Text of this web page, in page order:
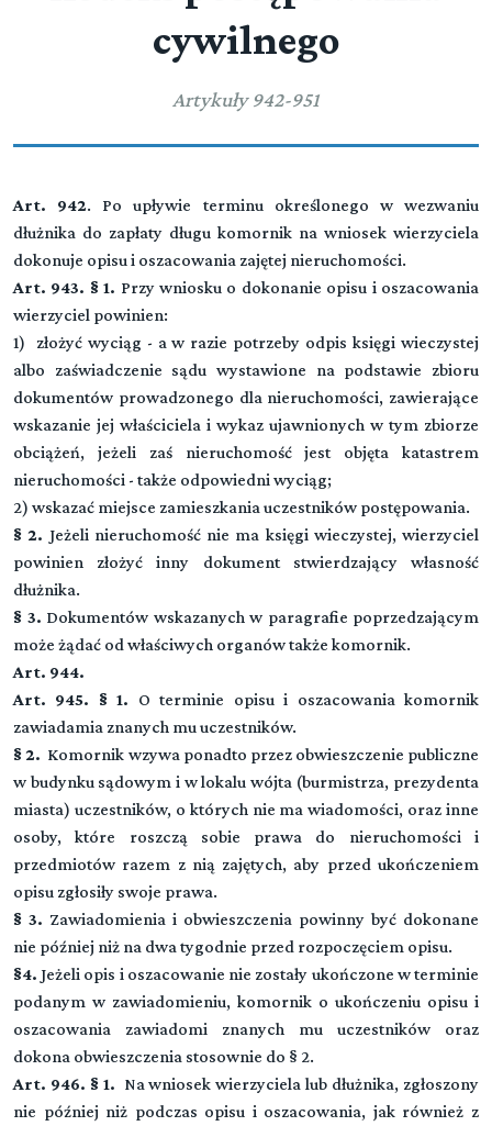
cywilnego
Artykuły 942-951
Art. 942. Po upływie terminu określonego w wezwaniu
dłużnika do zapłaty długu komornik na wniosek wierzyciela
dokonuje opisu i oszacowania zajętej nieruchomości.
Art. 943. § 1. Przy wniosku o dokonanie opisu i oszacowania
wierzyciel powinien:
1) złożyć wyciąg - a w razie potrzeby odpis księgi wieczystej
albo zaświadczenie sądu wystawione na podstawie zbioru
dokumentów prowadzonego dla nieruchomości, zawierające
wskazanie jej właściciela i wykaz ujawnionych w tym zbiorze
obciążeń, jeżeli zaś nieruchomość jest objęta katastrem
nieruchomości - także odpowiedni wyciąg;
2) wskazać miejsce zamieszkania uczestników postępowania.
§ 2. Jeżeli nieruchomość nie ma księgi wieczystej, wierzyciel
powinien złożyć inny dokument stwierdzający własność
dłużnika.
§ 3. Dokumentów wskazanych w paragrafie poprzedzającym
może żądać od właściwych organów także komornik.
Art. 944.
Art. 945. § 1. O terminie opisu i oszacowania komornik
zawiadamia znanych mu uczestników.
§ 2. Komornik wzywa ponadto przez obwieszczenie publiczne
w budynku sądowym i w lokalu wójta (burmistrza, prezydenta
miasta) uczestników, o których nie ma wiadomości, oraz inne
osoby, które roszczą sobie prawa do nieruchomości i
przedmiotów razem z nią zajętych, aby przed ukończeniem
opisu zgłosiły swoje prawa.
§ 3. Zawiadomienia i obwieszczenia powinny być dokonane
nie później niż na dwa tygodnie przed rozpoczęciem opisu.
§4. Jeżeli opis i oszacowanie nie zostały ukończone w terminie
podanym w zawiadomieniu, komornik o ukończeniu opisu i
oszacowania zawiadomi znanych mu uczestników oraz
dokona obwieszczenia stosownie do § 2.
Art. 946. § 1. Na wniosek wierzyciela lub dłużnika, zgłoszony
nie później niż podczas opisu i oszacowania, jak również z
postępowaniu w sprawie drobnych roszczeń
Przeczytaj zawartość działu
DZIAŁ III. (art. 796-817)
WSZCZĘCIE EGZEKUCJI I DALSZE CZYNNOŚCI EGZEKUCYJNE
Przeczytaj zawartość działu
DZIAŁ IV. (art. 818-828)
Przeczytaj zawartość działu
DZIAŁ V. (art. 829-839)
OGRANICZENIA EGZEKUCJI
Przeczytaj zawartość działu
DZIAŁ VI. (art. 840-843)
POWÓDZTWA PRZECIWEGZEKUCYJNE
Przeczytaj zawartość działu
Przeczytaj zawartość działu
DZIAŁ IVa. (art. 909-912)
Egzekucja z innych praw majątkowych
Przeczytaj zawartość działu
DZIAŁ V. (art. 913-920[1])
WYJAWIENIE MAJĄTKU
DZIAŁ VI. (art. -)
EGZEKUCJA Z NIERUCHOMOŚCI
▼
Rozdział 1. (art. 921 - 922)
Przepisy wstępne
Rozdział 2. (art. 923 - 941)
Zajęcie
Rozdział 3. (art. 942 - 951)
Opis i oszacowanie
Rozdział 4. (art. 952 - 961)
Obwieszczenie o licytacji
Rozdział 5. (art. 962 - 971)
Warunki licytacyjne
Rozdział 6. (art. 972 - 986)
Rozdział 7. (art. 987 - 997)
Przybicie
Rozdział 8. (art. 998 - 1003)
Przysądzenie własności
Rozdział 9. (art. 1004 - 1013)
Egzekucja z ułamkowej części nieruchomości oraz
użytkowania wieczystego
Przeczytaj zawartość działu
DZIAŁ VIa (art. 1013[1]-1013[6])
Uproszczona egzekucja z nieruchomości
DZIAŁ VII. (art. 1014-1022[4])